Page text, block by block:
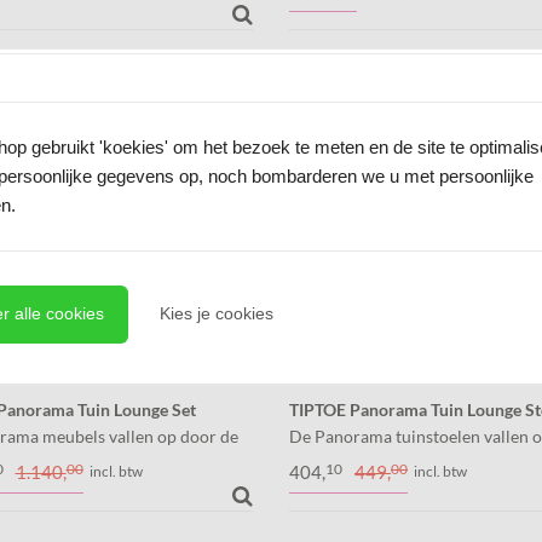
luxe in één. Creëer jouw
puurheid en luxe in één. Creëer
Tuin Lounge Set
meubels vallen op door de
de rugleuning en zitting en
een enkele staalplaat om het
1.140,00 incl. btw
TIPTOE Panorama Tuin Lounge
De Panorama tuinstoelen vallen
de wijze waarop de rugleuning en
uit een enkele staalplaat om het
404,10 449,00 incl. btw
gebruikt 'koekies' om het bezoek te meten en de site te
gegevens op, noch bombarderen we u met persoonlijke
alle cookies Kies je cookies